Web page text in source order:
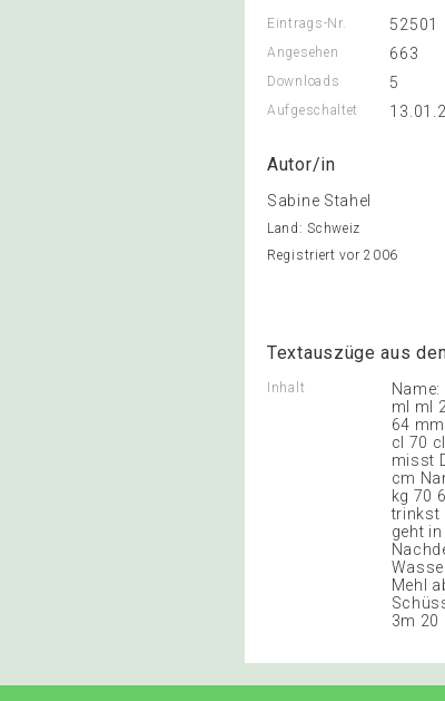
Eintrags-Nr. 52501
Angesehen 663
Downloads 5
Aufgeschaltet
Autor/in
Sabine Stahel
Land: Schweiz
Registriert vor 2006
Textauszüge aus
Inhalt
ml ml
64
cl 70
misst
cm
kg 70
trinkst
geht
Mehl
3m 20